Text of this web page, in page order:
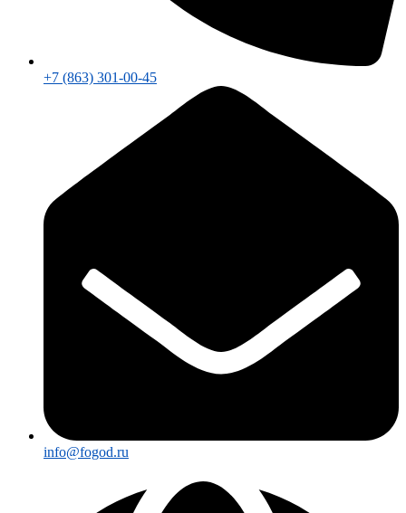
+7 (863) 301-00-45
info@fogod.ru